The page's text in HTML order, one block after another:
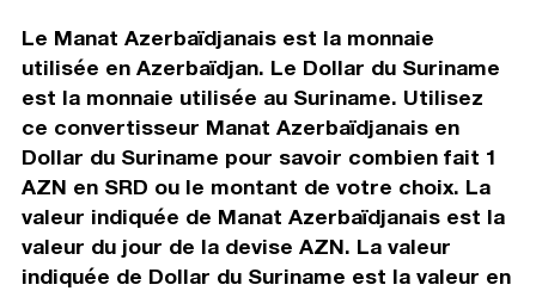
Le Manat Azerbaïdjanais est la monnaie
utilisée en Azerbaïdjan. Le Dollar du Suriname
est la monnaie utilisée au Suriname. Utilisez
ce convertisseur Manat Azerbaïdjanais en
Dollar du Suriname pour savoir combien fait 1
AZN en SRD ou le montant de votre choix. La
valeur indiquée de Manat Azerbaïdjanais est la
valeur du jour de la devise AZN. La valeur
indiquée de Dollar du Suriname est la valeur en